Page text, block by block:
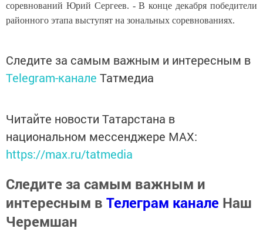
соревнований Юрий Сергеев. - В конце декабря победители
районного этапа выступят на зональных соревнованиях.
Следите за самым важным и интересным в
Telegram-канале Татмедиа
Читайте новости Татарстана в
национальном мессенджере MАХ:
https://max.ru/tatmedia
Следите за самым важным и
интересным в Телеграм канале Наш
Черемшан